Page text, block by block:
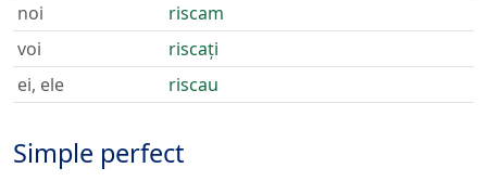
noi
riscam
voi
riscați
ei, ele
riscau
Simple perfect